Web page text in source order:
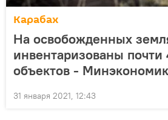
Карабах
На освобожденных
инвентаризованы почти
объектов -
31 января 2021, 12:43